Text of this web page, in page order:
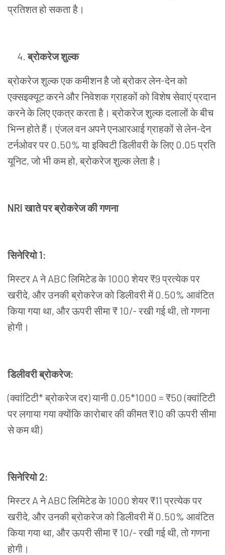
प्रतिशतहोसकताहै।
ब्रोकरेजशुल्क
ब्रोकरेजशुल्कएककमीशनहैजोब्रोकरलेन-देनको
एक्सइक्यूटकरनेऔरनिवेशकग्राहकोंकोविशेषसेवाएंप्रदान
करनेकेलिएएकत्रकरताहै। ब्रोकरेजशुल्कदलालोंकेबीच
भिन्नहोतेहैं। एंजलवनअपनेएनआरआईग्राहकोंसेलेन-देन
टर्नओवरपर 0.50%याइक्विटीडिलीवरीकेलिए 0.05प्रति
यूनिट,जोभीकमहो,ब्रोकरेजशुल्कलेताहै।
NRI खातेपरब्रोकरेजकीगणना
सिनेरियो1:
मिस्टर A ने ABC लिमिटेडके1000शेयर₹9प्रत्येकपर
खरीदे, औरउनकीब्रोकरेजकोडिलीवरीमें0.50% आवंटित
कियागया था, औरऊपरीसीमा₹ 10/-रखीगई थी,तोगणना
होगी।
डिलीवरीब्रोकरेज:
(क्वांटिटी* ब्रोकरेजदर)यानी 0.05*1000 = ₹50 (क्वांटिटी
परलगायागयाक्योंकिकारोबारकीकीमत₹10कीऊपरीसीमा
सेकम थी)
सिनेरियो2:
मिस्टर A ने ABC लिमिटेडके1000शेयर₹11प्रत्येकपर
खरीदे, औरउनकीब्रोकरेजकोडिलीवरीमें0.50% आवंटित
कियागया था, औरऊपरीसीमा₹ 10/-रखीगई थी,तोगणना
होगी।